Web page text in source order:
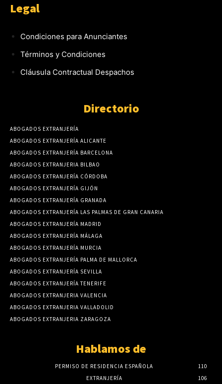
Legal
Condiciones para Anunciantes
Términos y Condiciones
Cláusula Contractual Despachos
Directorio
ABOGADOS EXTRANJERÍA
ABOGADOS EXTRANJERÍA ALICANTE
ABOGADOS EXTRANJERÍA BARCELONA
ABOGADOS EXTRANJERIA BILBAO
ABOGADOS EXTRANJERÍA CÓRDOBA
ABOGADOS EXTRANJERÍA GIJÓN
ABOGADOS EXTRANJERÍA GRANADA
ABOGADOS EXTRANJERÍA LAS PALMAS DE GRAN CANARIA
ABOGADOS EXTRANJERÍA MADRID
ABOGADOS EXTRANJERÍA MÁLAGA
ABOGADOS EXTRANJERÍA MURCIA
ABOGADOS EXTRANJERÍA PALMA DE MALLORCA
ABOGADOS EXTRANJERÍA SEVILLA
ABOGADOS EXTRANJERÍA TENERIFE
ABOGADOS EXTRANJERIA VALENCIA
ABOGADOS EXTRANJERIA VALLADOLID
ABOGADOS EXTRANJERIA ZARAGOZA
Hablamos de
PERMISO DE RESIDENCIA ESPAÑOLA
110
EXTRANJERÍA
106